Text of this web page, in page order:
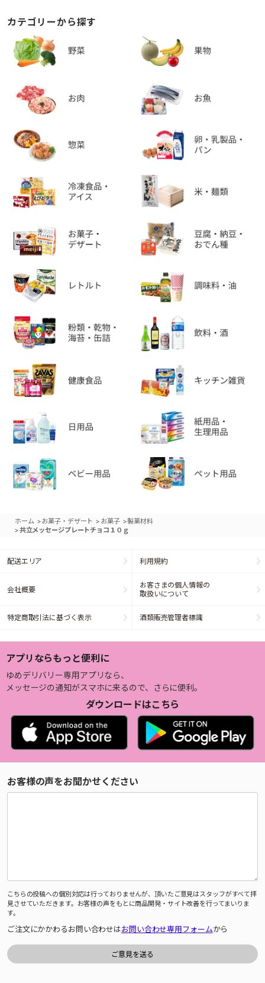
カテゴリーから探す
ホーム >お菓子・デザート > お菓子 >製菓材料
>共立メッセージプレートチョコ１０ｇ
配送エリア 利用規約
会社概要
お客さまの個人情報の
取扱いについて
特定商取引法に基づく表示 酒類販売管理者標識
アプリならもっと便利に
ゆめデリバリー専用アプリなら、
メッセージの通知がスマホに来るので、さらに便利。
ダウンロードはこちら
お客様の声をお聞かせください
こちらの投稿への個別対応は行っておりませんが、頂いたご意見はスタッフがすべて拝
見させていただきます。お客様の声をもとに商品開発・サイト改善を行ってまいりま
す。
ご注文にかかわるお問い合わせはお問い合わせ専用フォームから